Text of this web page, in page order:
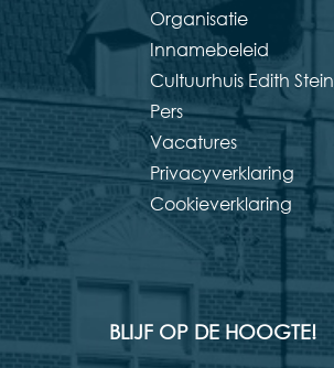
Organisatie
Innamebeleid
Cultuurhuis Edith Stein
Pers
Vacatures
Privacyverklaring
Cookieverklaring
BLIJF OP DE HOOGTE!